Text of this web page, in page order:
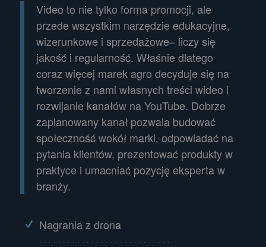
Video to nie tylko forma promocji, ale
przede wszystkim narzędzie edukacyjne,
wizerunkowe i sprzedażowe– liczy się
jakość i regularność. Właśnie dlatego
coraz więcej marek agro decyduje się na
tworzenie z nami własnych treści wideo i
rozwijanie kanałów na YouTube. Dobrze
zaplanowany kanał pozwala budować
społeczność wokół marki, odpowiadać na
pytania klientów, prezentować produkty w
praktyce i umacniać pozycję eksperta w
branży.
Nagrania z drona